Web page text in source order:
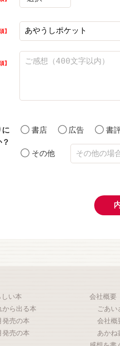
に
書店 広告 書
その他
い本
から出る本
発売の本
発売の本
会社概要
ごあ
会社概
あかね